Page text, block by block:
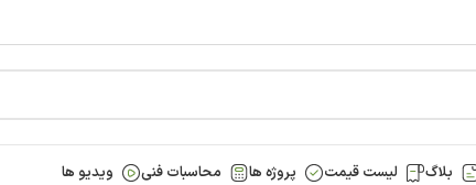
بلاگ لیست قیمت پروژه ها محاسبات فنی ویدیو ها